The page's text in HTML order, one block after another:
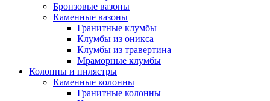
Бронзовые вазоны
Каменные вазоны
Гранитные клумбы
Клумбы из оникса
Клумбы из травертина
Мраморные клумбы
Колонны и пилястры
Каменные колонны
Гранитные колонны